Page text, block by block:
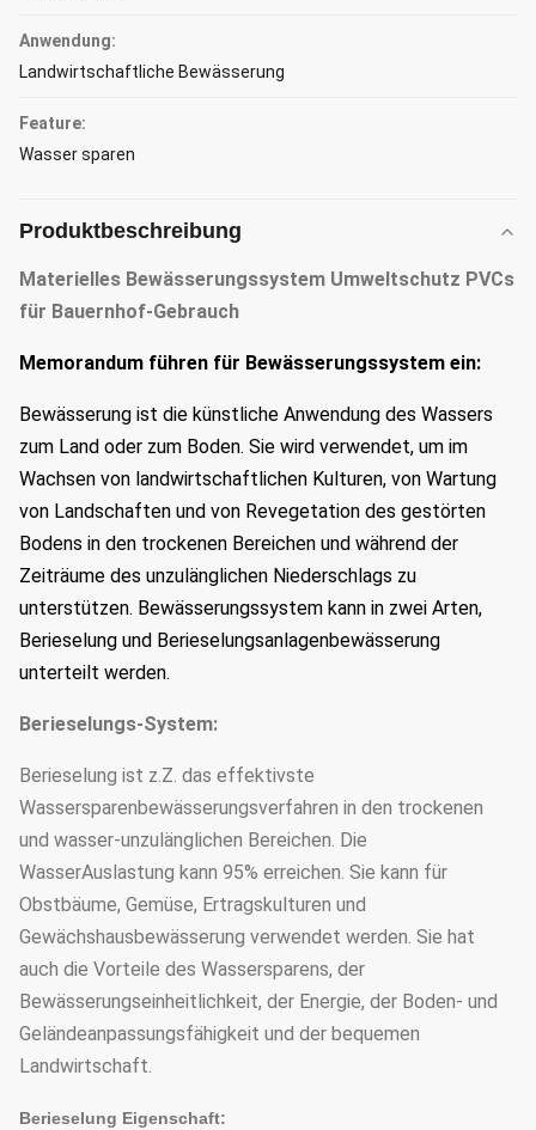
Anwendung:
Landwirtschaftliche Bewässerung
Feature:
Wasser sparen
Produktbeschreibung
Materielles Bewässerungssystem Umweltschutz PVCs
für Bauernhof-Gebrauch
Memorandum führen für Bewässerungssystem ein:
Bewässerung ist die künstliche Anwendung des Wassers
zum Land oder zum Boden. Sie wird verwendet, um im
Wachsen von landwirtschaftlichen Kulturen, von Wartung
von Landschaften und von Revegetation des gestörten
Bodens in den trockenen Bereichen und während der
Zeiträume des unzulänglichen Niederschlags zu
unterstützen. Bewässerungssystem kann in zwei Arten,
Berieselung und Berieselungsanlagenbewässerung
unterteilt werden.
Berieselungs-System:
Berieselung ist z.Z. das effektivste
Wassersparenbewässerungsverfahren in den trockenen
und wasser-unzulänglichen Bereichen. Die
WasserAuslastung kann 95% erreichen. Sie kann für
Obstbäume, Gemüse, Ertragskulturen und
Gewächshausbewässerung verwendet werden. Sie hat
auch die Vorteile des Wassersparens, der
Bewässerungseinheitlichkeit, der Energie, der Boden- und
Geländeanpassungsfähigkeit und der bequemen
Landwirtschaft.
Berieselung Eigenschaft: